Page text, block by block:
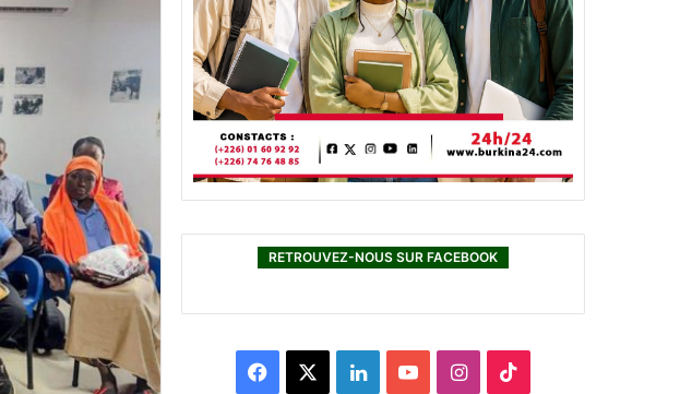
RETROUVEZ-NOUS SUR FACEBOOK
L
I